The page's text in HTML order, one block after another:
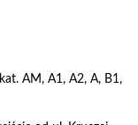
AM, A1, A2, A, B1,